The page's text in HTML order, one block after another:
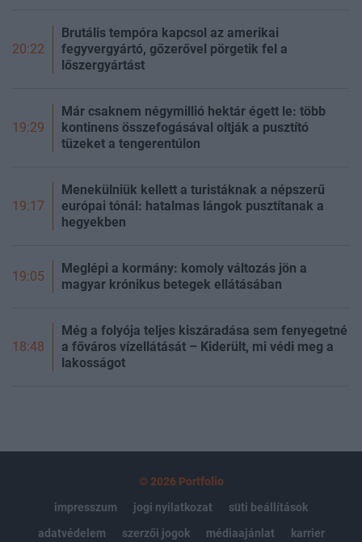
20:22
Brutális tempóra kapcsol az amerikai
fegyvergyártó, gőzerővel pörgetik fel a
lőszergyártást
19:29
Már csaknem négymillió hektár égett le: több
kontinens összefogásával oltják a pusztító
tüzeket a tengerentúlon
19:17
Menekülniük kellett a turistáknak a népszerű
európai tónál: hatalmas lángok pusztítanak a
hegyekben
19:05
Meglépi a kormány: komoly változás jön a
magyar krónikus betegek ellátásában
18:48
Még a folyója teljes kiszáradása sem fenyegetné
a főváros vízellátását – Kiderült, mi védi meg a
lakosságot
© 2026 Portfolio
impresszum
jogi nyilatkozat
süti beállítások
adatvédelem
szerzői jogok médiaajánlat karrier